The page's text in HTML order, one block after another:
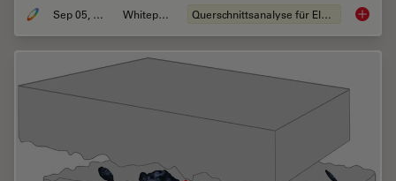
Sep 05, 2023 Whitepaper Querschnittsanalyse für Elektronik